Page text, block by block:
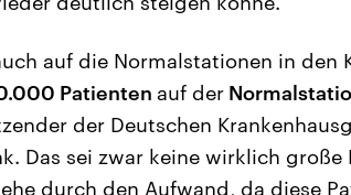
auf die Normalstationen in den
Patienten auf der
der Deutschen
Das sei zwar keine wirklich große
durch den Aufwand, da diese